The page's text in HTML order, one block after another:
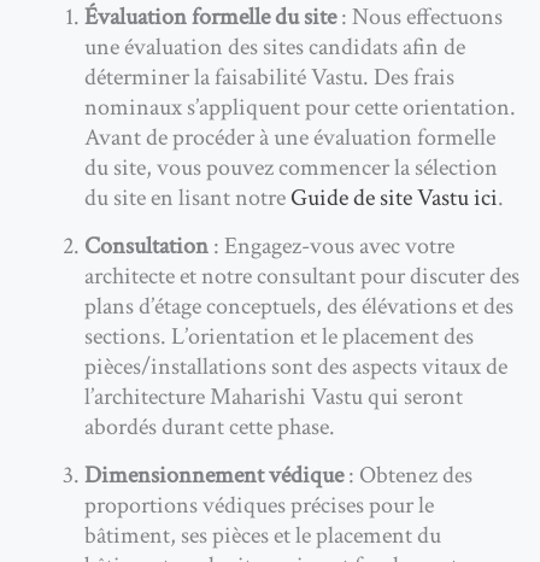
Évaluation formelle du site: Nous effectuons
une évaluation des sites candidats afin de
déterminer la faisabilité Vastu. Des frais
nominaux s’appliquent pour cette orientation.
Avant de procéder à une évaluation formelle
du site, vous pouvez commencer la sélection
du site en lisant notreGuide de site Vastu ici.
Consultation: Engagez-vous avec votre
architecte et notre consultant pour discuter des
plans d’étage conceptuels, des élévations et des
sections. L’orientation et le placement des
pièces/installations sont des aspects vitaux de
l’architecture Maharishi Vastu qui seront
abordés durant cette phase.
Dimensionnement védique: Obtenez des
proportions védiques précises pour le
bâtiment, ses pièces et le placement du